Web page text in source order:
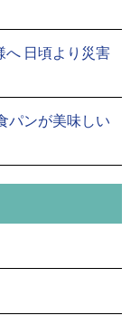
へ 日頃より災害
パンが美味しい